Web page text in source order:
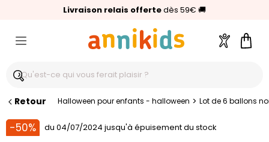
Livraison relais offertedès 59€ 🚚
🥇Palmarès Capital 2025 :Annikids N°1
⭐⭐⭐⭐⭐4,6/5(24 000 avis clients)
Compte
Retour Halloween pour enfants - halloween > Lot de 6 ballons
-50% du 04/07/2024 jusqu'à épuisement du stock